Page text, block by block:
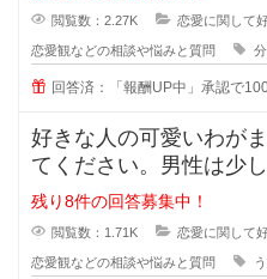
閲覧数：2.27K 恋愛に関して
恋愛観などの相談や悩みと質問
回答済：「報酬UP中」承認で
好きな人の可愛いわが
てください。男性は少
くれる女性が好きと言い
残り8件の回答募集中！
閲覧数：1.71K 恋愛に関して
恋愛観などの相談や悩みと質問